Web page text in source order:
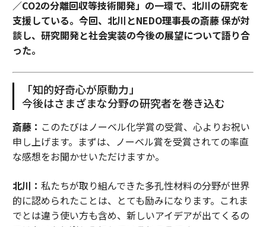
／CO2の分離回収等技術開発」の一環で、北川の研究を
支援している。今回、北川とNEDO理事長の斎藤 保が対
談し、研究開発と社会実装の今後の展望について語り合
った。
「知的好奇心が原動力」
今後はさまざまな分野の研究者を巻き込む
斎藤： このたびはノーベル化学賞の受賞、心よりお祝い
申し上げます。まずは、ノーベル賞を受賞されての率直
な感想をお聞かせいただけますか。
北川： 私たちが取り組んできた多孔性材料の分野が世界
的に認められたことは、とても励みになります。これま
でとは違う使い方も含め、新しいアイデアが出てくるの